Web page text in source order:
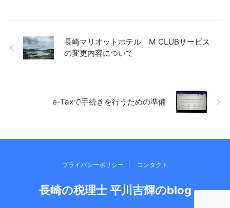
おいても、すぐ取り掛かれな
いとしても、とりあえず資料
れもこれもとできないので、
おのずと自分と向き合う時間
すが。。 ふとしたアイデア ...
長崎マリオットホテル M CLUBサービス
の変更内容について
e-Taxで手続きを行うための準備
プライバシーポリシー コンタクト
長崎の税理士 平川吉輝のblog